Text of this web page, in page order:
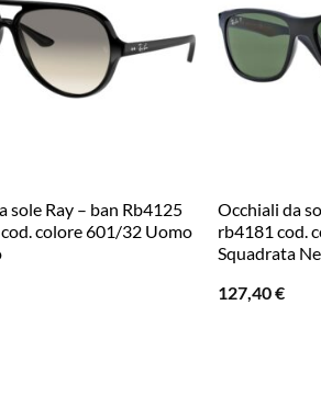
sole Ray – ban Rb4125
colore 601/32 Uomo
Occhiali da
rb4181 cod.
Squadrata
127,40€